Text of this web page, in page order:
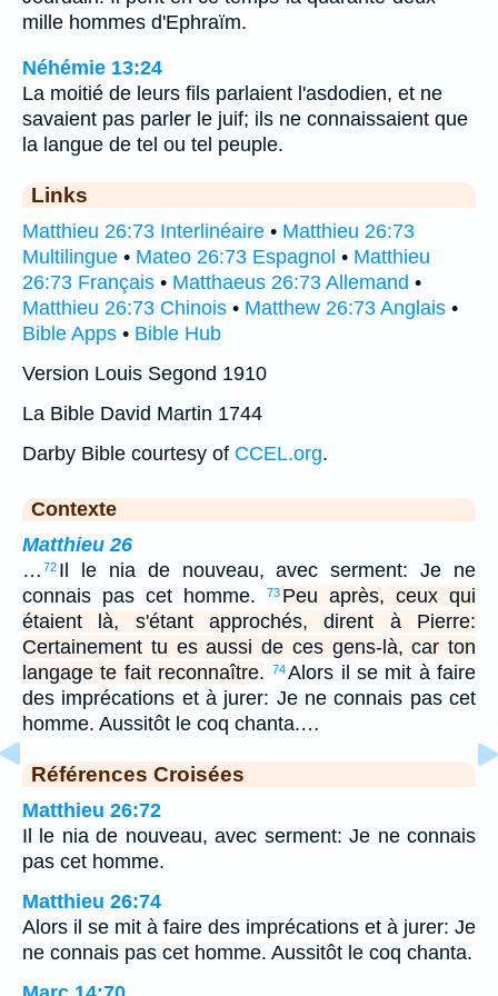
mille hommes d'Ephraïm.
Néhémie 13:24
La moitié de leurs fils parlaient l'asdodien, et ne
savaient pas parler le juif; ils ne connaissaient que
la langue de tel ou tel peuple.
Links
Matthieu 26:73 Interlinéaire • Matthieu 26:73
Multilingue • Mateo 26:73 Espagnol • Matthieu
26:73 Français • Matthaeus 26:73 Allemand •
Matthieu 26:73 Chinois • Matthew 26:73 Anglais •
Bible Apps • Bible Hub
Version Louis Segond 1910
La Bible David Martin 1744
Darby Bible courtesy of CCEL.org.
Contexte
Matthieu 26
… 72 Il le nia de nouveau, avec serment: Je ne
connais pas cet homme.
73 Peu après, ceux qui
étaient là, s'étant approchés, dirent à Pierre:
Certainement tu es aussi de ces gens-là, car ton
langage te fait reconnaître.
74Alors il se mit à faire
des imprécations et à jurer: Je ne connais pas cet
homme. Aussitôt le coq chanta.…
Références Croisées
Matthieu 26:72
Il le nia de nouveau, avec serment: Je ne connais
pas cet homme.
Matthieu 26:74
Alors il se mit à faire des imprécations et à jurer: Je
ne connais pas cet homme. Aussitôt le coq chanta.